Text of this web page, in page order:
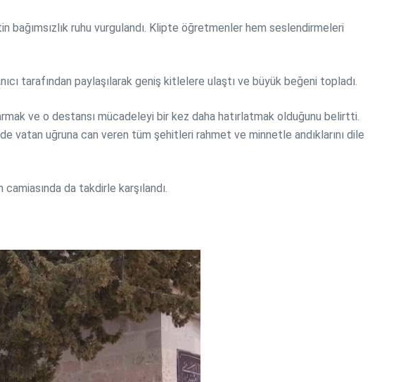
bağımsızlık ruhu vurgulandı. Klipte öğretmenler hem seslendirmeleri
tarafından paylaşılarak geniş kitlelere ulaştı ve büyük beğeni topladı.
ve o destansı mücadeleyi bir kez daha hatırlatmak olduğunu belirtti.
vatan uğruna can veren tüm şehitleri rahmet ve minnetle andıklarını dile
da takdirle karşılandı.